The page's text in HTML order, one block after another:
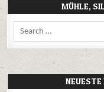
MÜHLE,
Search
for:
NEUESTE